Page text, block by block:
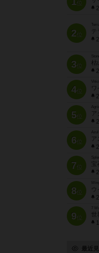
位
2位
3位
枯
4位
ワ
5位
6位
Azul
7位
8位
ウ
9位
7
最近